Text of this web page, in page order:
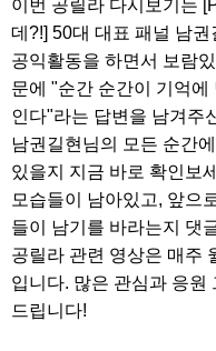
이번 공릴라 다시보기는
데?!] 50대 대표 패널 남
공익활동을 하면서 보람
문에 "순간 순간이 기억에
인다"라는 답변을 남겨주
남권길현님의 모든 순간
있을지 지금 바로 확인보
모습들이 남아있고, 앞으
들이 남기를 바라는지 댓
공릴라 관련 영상은 매주
입니다. 많은 관심과 응원
드립니다!